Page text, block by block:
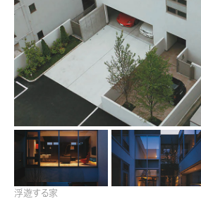
買う
分譲住宅（建売・土地）検索
中古住宅検索
スムストック検索
分譲マンション検索
法人のお客さま
企業不動産活用（CRE）戦略
社宅建築
医療・介護・子育て・障がい福祉施設
これから土地活用・賃貸経営
事業用
事業用リノベーション
ホテル・旅館リフォーム
リフォーム営業所
分譲マンション開発事業
収益不動産・投資開発事業
建築再生事業
事業用売買
事業用地・事業用建物
分譲用地
保証制度
アフターメンテナンス
ミサワリフォーム
ご相談窓口
お客様センター
ニュース
MISAWAについて
ミサワホームグループ
IR情報
SDGs
カタログ請求
住まいのご相談
浮遊する家